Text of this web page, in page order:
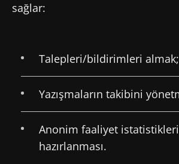
sağlar:
Talepleri/bildirimleri almak;
Yazışmaların takibini
Anonim faaliyet
hazırlanması.